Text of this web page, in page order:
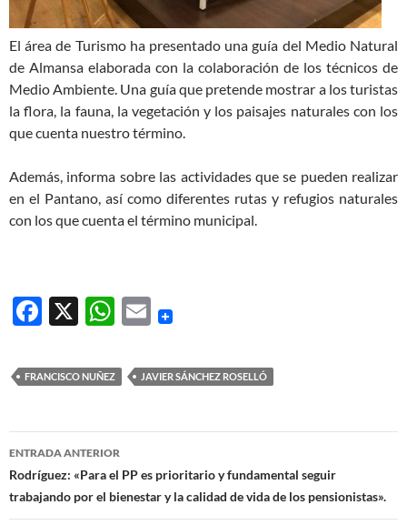
El área de Turismo ha presentado una guía del Medio Natural
de Almansa elaborada con la colaboración de los técnicos de
Medio Ambiente. Una guía que pretende mostrar a los turistas
la flora, la fauna, la vegetación y los paisajes naturales con los
que cuenta nuestro término.
Además, informa sobre las actividades que se pueden realizar
en el Pantano, así como diferentes rutas y refugios naturales
con los que cuenta el término municipal.
F
e
b
o
o
k
X
W
at
s
A
p
p
E
ail
FRANCISCO NUÑEZ JAVIER SÁNCHEZ ROSELLÓ
Navegación
de
entradas
ENTRADA ANTERIOR
Rodríguez: «Para el PP es prioritario y fundamental seguir
trabajando por el bienestar y la calidad de vida de los pensionistas».